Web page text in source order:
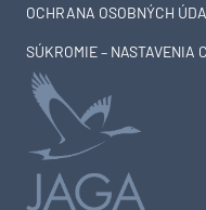
OCHRANA OSOBNÝCH
SÚKROMIE – NASTAVENIA